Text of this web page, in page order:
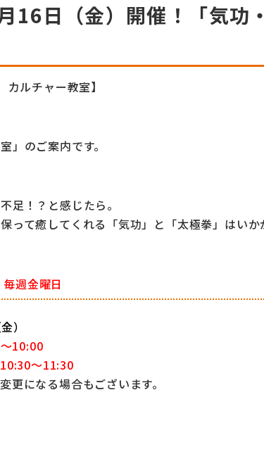
16日（金）開催！「気功
ルチャー教室】
」のご案内です。
足！？と感じたら。
って癒してくれる「気功」と「太極拳」はいか
毎週金曜日
）
10:00
～11:30
更になる場合もございます。